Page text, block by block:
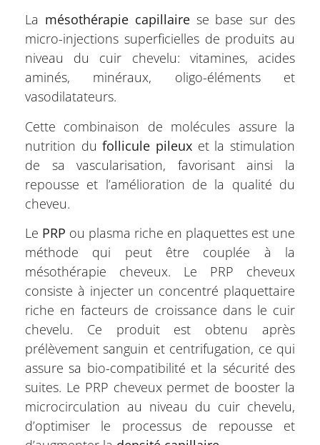
La mésothérapie capillaire se base sur des
micro-injections superficielles de produits au
niveau du cuir chevelu: vitamines, acides
aminés, minéraux, oligo-éléments et
vasodilatateurs.
Cette combinaison de molécules assure la
nutrition dufollicule pileux et la stimulation
de sa vascularisation, favorisant ainsi la
repousse et l’amélioration de la qualité du
cheveu.
Le PRP ou plasma riche en plaquettes est une
méthode qui peut être couplée à la
mésothérapie cheveux. Le PRP cheveux
consiste à injecter un concentré plaquettaire
riche en facteurs de croissance dans le cuir
chevelu. Ce produit est obtenu après
prélèvement sanguin et centrifugation, ce qui
assure sa bio-compatibilité et la sécurité des
suites. Le PRP cheveux permet de booster la
microcirculation au niveau du cuir chevelu,
d’optimiser le processus de repousse et